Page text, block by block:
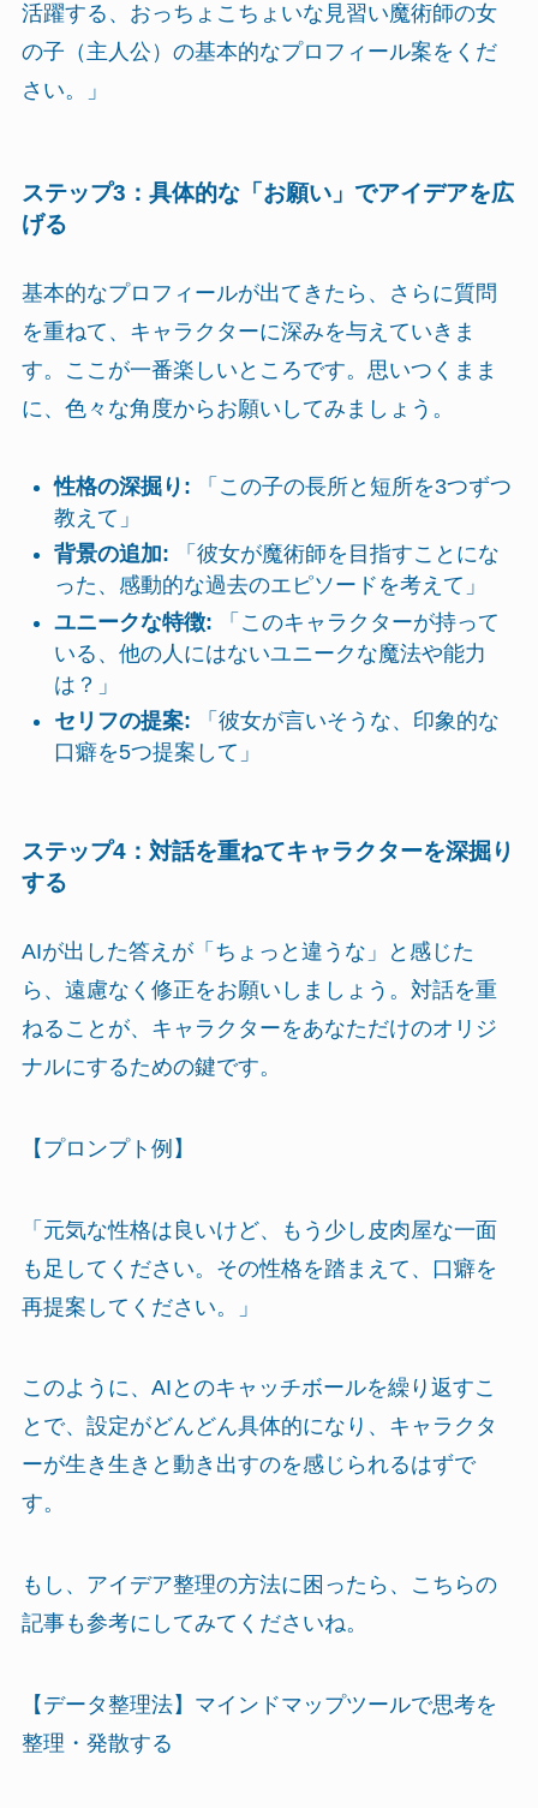
活躍する、おっちょこちょいな見習い魔術師の女
の子（主人公）の基本的なプロフィール案をくだ
さい。」
ステップ3：具体的な「お願い」でアイデアを広
げる
基本的なプロフィールが出てきたら、さらに質問
を重ねて、キャラクターに深みを与えていきま
す。ここが一番楽しいところです。思いつくまま
に、色々な角度からお願いしてみましょう。
性格の深掘り: 「この子の長所と短所を3つずつ
教えて」
背景の追加: 「彼女が魔術師を目指すことにな
った、感動的な過去のエピソードを考えて」
ユニークな特徴: 「このキャラクターが持って
いる、他の人にはないユニークな魔法や能力
は？」
セリフの提案: 「彼女が言いそうな、印象的な
口癖を5つ提案して」
ステップ4：対話を重ねてキャラクターを深掘り
する
AIが出した答えが「ちょっと違うな」と感じた
ら、遠慮なく修正をお願いしましょう。対話を重
ねることが、キャラクターをあなただけのオリジ
ナルにするための鍵です。
【プロンプト例】
「元気な性格は良いけど、もう少し皮肉屋な一面
も足してください。その性格を踏まえて、口癖を
再提案してください。」
このように、AIとのキャッチボールを繰り返すこ
とで、設定がどんどん具体的になり、キャラクタ
ーが生き生きと動き出すのを感じられるはずで
す。
もし、アイデア整理の方法に困ったら、こちらの
記事も参考にしてみてくださいね。
【データ整理法】マインドマップツールで思考を
整理・発散する